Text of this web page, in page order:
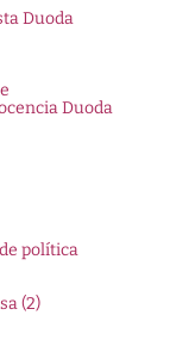
Duoda
Duoda
política
(2)